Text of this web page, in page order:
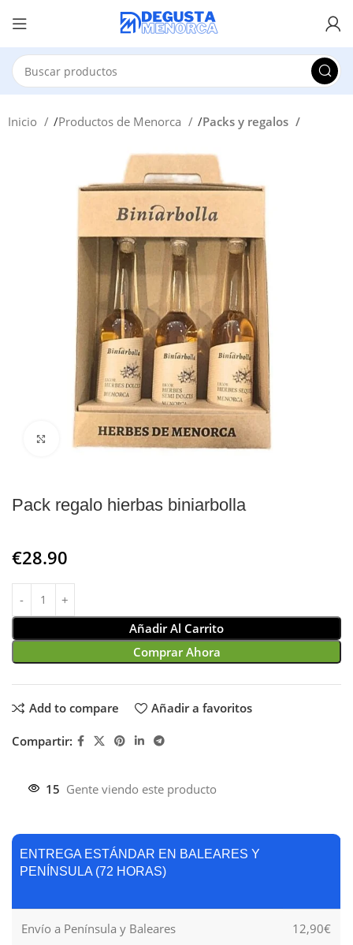
Inicio Productos de Menorca Packs y regalos
Click to enlarge
Pack regalo hierbas biniarbolla
€28.90
Añadir Al Carrito
Comprar Ahora
Add to compare Añadir a favoritos
Compartir:
15 Gente viendo este producto
ENTREGA ESTÁNDAR EN BALEARES Y
PENÍNSULA (72 HORAS)
Envío a Península y Baleares 12,90€